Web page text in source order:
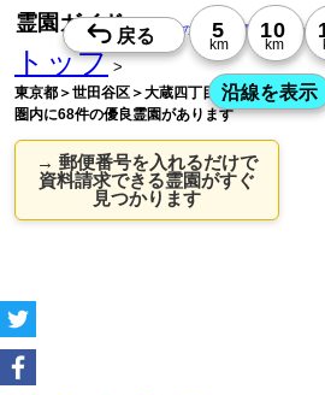
霊園ガイド お墓探しの老舗・霊園ガイドWeb版
トップ >
東京都＞世田谷区＞大蔵四丁目の20km
圏内に68件の優良霊園があります
→ 郵便番号を入れるだけで
資料請求できる霊園がすぐ
見つかります